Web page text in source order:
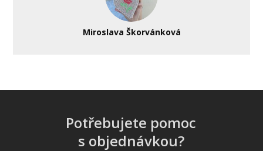
Miroslava Škorvánková
Potřebujete pomoc
s objednávkou?